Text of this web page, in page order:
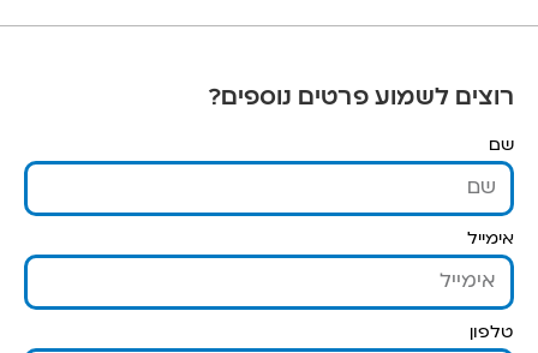
רוצים לשמוע פרטים נוספים?
שם
אימייל
טלפון